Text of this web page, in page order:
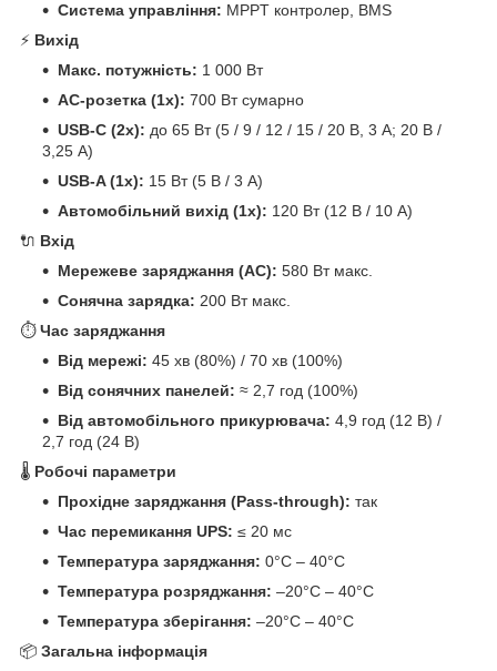
Система управління: MPPT контролер, BMS
⚡ Вихід
Макс. потужність: 1 000 Вт
AC-розетка (1x): 700 Вт сумарно
USB-C (2x): до 65 Вт (5 / 9 / 12 / 15 / 20 В, 3 A; 20 В /
3,25 A)
USB-A (1x): 15 Вт (5 В / 3 A)
Автомобільний вихід (1x): 120 Вт (12 В / 10 A)
🔌 Вхід
Мережеве заряджання (AC): 580 Вт макс.
Сонячна зарядка: 200 Вт макс.
⏱Час заряджання
Від мережі: 45 хв (80%) / 70 хв (100%)
Від сонячних панелей: ≈ 2,7 год (100%)
Від автомобільного прикурювача: 4,9 год (12 В) /
2,7 год (24 В)
🌡 Робочі параметри
Прохідне заряджання (Pass-through): так
Час перемикання UPS: ≤ 20 мс
Температура заряджання: 0°C – 40°C
Температура розряджання: –20°C – 40°C
Температура зберігання: –20°C – 40°C
📦 Загальна інформація